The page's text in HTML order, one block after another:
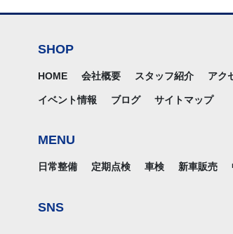
SHOP
HOME 会社概要 スタッフ紹介 アク
イベント情報 ブログ サイトマップ
MENU
日常整備 定期点検 車検 新車販売
SNS